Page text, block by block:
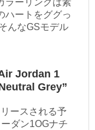
ラーリングは素
ハートをググっ
んなGSモデル
Jordan 1
Grey”
ースされる予
ダン1OGナチ